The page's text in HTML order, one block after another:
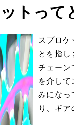
トって
スプロケ
とを指し
チェーン
を介して
みになっ
り、ギア